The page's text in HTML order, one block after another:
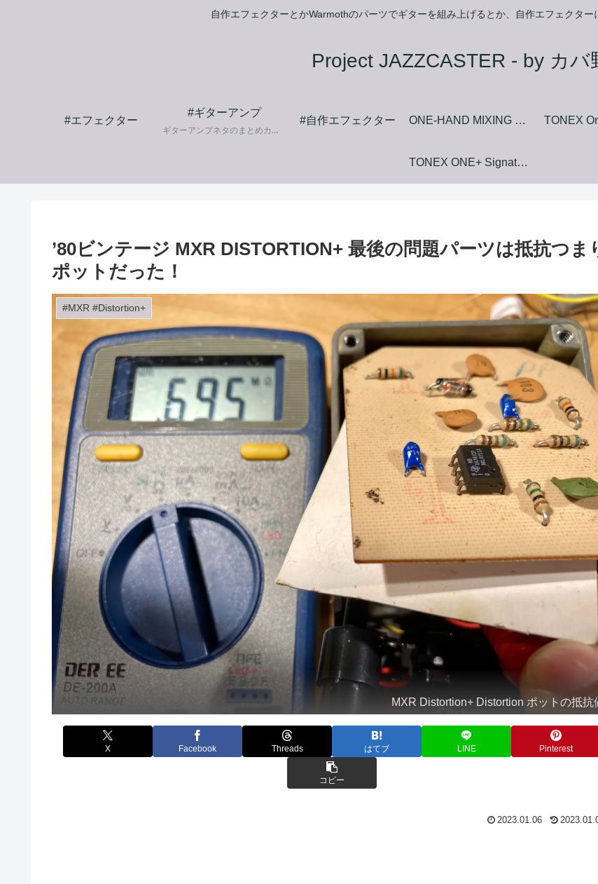
自作エフェクターとかWarmothのパーツでギターを組み上げるとか、自作エフェクター
Project JAZZCASTER - by カバ
#エフェクター
#ギターアンプ
ギターアンプネタのまとめカテゴリです。
#自作エフェクター ONE-HAND MIXING FUZZ マニュアルダウンロードページ TONEX
TONEX ONE+ Signature+ Collection Amp+Stomp Model List
’80ビンテージ MXR DISTORTION+ 最後の問題パーツは抵抗つま
ポットだった！
#MXR #Distortion+
MXR Distortion+ Distortion ポットの抵抗
X Facebook Threads はてブ LINE Pinterest
コピー
2023.01.06